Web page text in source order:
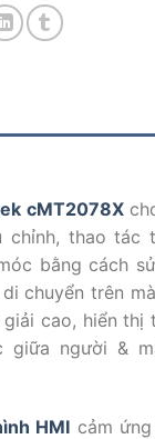
cMT2078X
chỉnh, thao tác
bằng cách
chuyển trên
cao, hiển thị
giữa người &
HMI cảm